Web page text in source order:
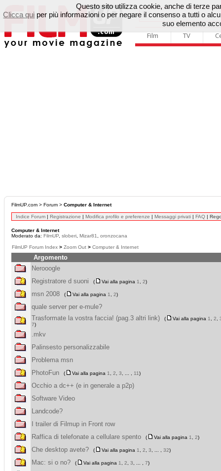
Film TV
FilmUP.com > Forum > Computer & Internet
Indice Forum | Registrazione | Modifica profilo e preferenze | Messaggi privati | FAQ |
Computer & Internet
Moderato da: FilmUP sloberi Mizar81 oronzocana
FilmUP Forum Index > Zoom Out > Computer & Internet
Argomento
Nerooogle
Registratore d suoni
( Vai alla pagina 1 2)
msn 2008 ( Vai alla pagina 1 2)
quale server per e-mule?
Trasformate la vostra faccia! (pag.3 altri link)
( Vai alla pagina 1 2
7)
.mkv
Palinsesto personalizzabile
Problema msn
PhotoFun
( Vai alla pagina 1 2 3 11)
Occhio a dc++ (e in generale a p2p)
Software Video
Landcode?
I trailer di Filmup in Front row
Raffica di telefonate a cellulare spento
( Vai alla pagina 1 2)
Che desktop avete? ( Vai alla pagina 1 2 3 32)
Mac: si o no? ( Vai alla pagina 1 2 3 7)
Questo sito utilizza cookie, anche di terze
Clicca qui per più informazioni o per negare il consenso a tutti o
suo elemento